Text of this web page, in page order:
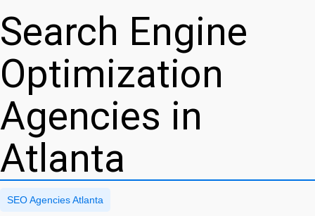
Search Engine
Optimization
Agencies in
Atlanta
SEO Agencies Atlanta